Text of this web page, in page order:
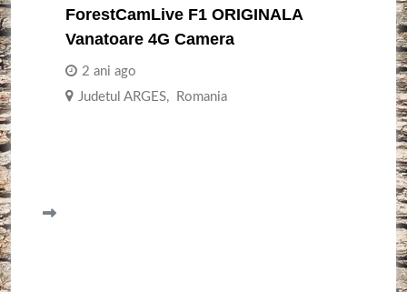
ForestCamLive F1 ORIGINALA
Vanatoare 4G Camera
2 ani ago
Judetul ARGES, Romania